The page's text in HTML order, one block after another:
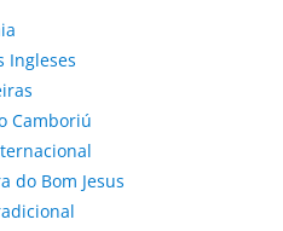
Ingleses
Camboriú
do Bom Jesus